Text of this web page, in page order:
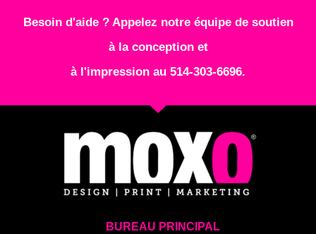
Besoin d'aide ? Appelez notre équipe de soutien
à la conception et
à l'impression au 514-303-6696.
BUREAU PRINCIPAL